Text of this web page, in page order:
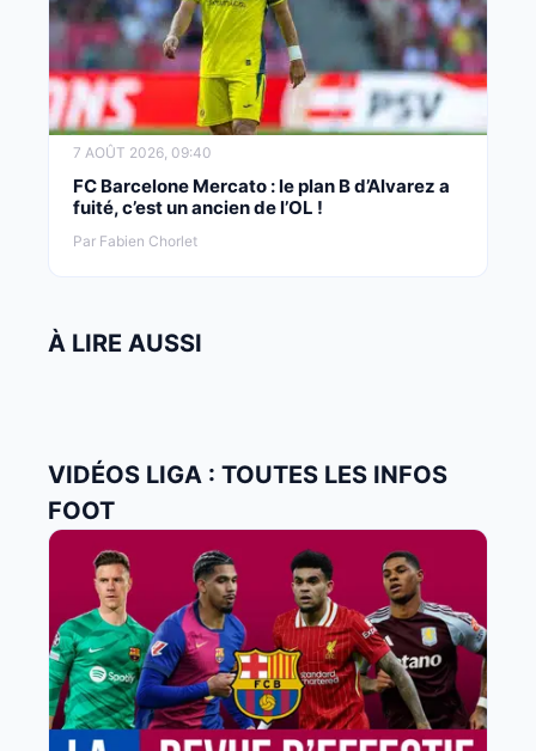
7 AOÛT 2026, 09:40
FC Barcelone Mercato : le plan B d’Alvarez a
fuité, c’est un ancien de l’OL !
Par Fabien Chorlet
À LIRE AUSSI
VIDÉOS LIGA : TOUTES LES INFOS
FOOT